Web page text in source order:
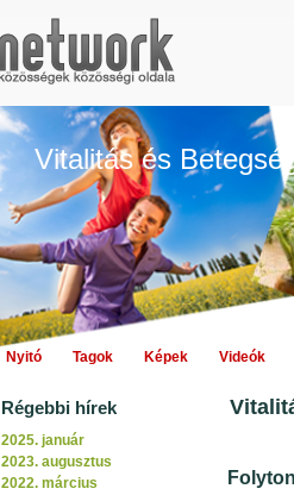
Vitalitás és
Nyitó Tagok Képek Videók
Régebbi hírek
2025. január
2023. augusztus
2022. március